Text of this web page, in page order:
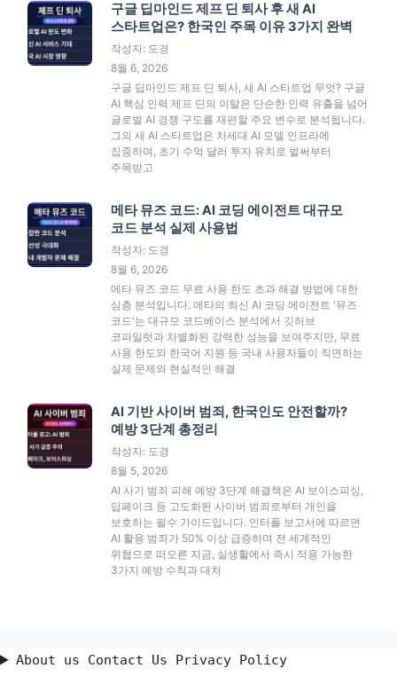
구글 딥마인드 제프 딘 퇴사 후 새 AI
스타트업은? 한국인 주목 이유 3가지 완벽
작성자: 도경
8월 6, 2026
구글 딥마인드 제프 딘 퇴사, 새 AI 스타트업 무엇? 구글
AI 핵심 인력 제프 딘의 이탈은 단순한 인력 유출을 넘어
글로벌 AI 경쟁 구도를 재편할 주요 변수로 분석됩니다.
그의 새 AI 스타트업은 차세대 AI 모델 인프라에
집중하며, 초기 수억 달러 투자 유치로 벌써부터
주목받고
메타 뮤즈 코드: AI 코딩 에이전트 대규모
코드 분석 실제 사용법
작성자: 도경
8월 6, 2026
메타 뮤즈 코드 무료 사용 한도 초과 해결 방법에 대한
심층 분석입니다. 메타의 최신 AI 코딩 에이전트 '뮤즈
코드'는 대규모 코드베이스 분석에서 깃허브
코파일럿과 차별화된 강력한 성능을 보여주지만, 무료
사용 한도와 한국어 지원 등 국내 사용자들이 직면하는
실제 문제와 현실적인 해결
AI 기반 사이버 범죄, 한국인도 안전할까?
예방 3단계 총정리
작성자: 도경
8월 5, 2026
AI 사기 범죄 피해 예방 3단계 해결책은 AI 보이스피싱,
딥페이크 등 고도화된 사이버 범죄로부터 개인을
보호하는 필수 가이드입니다. 인터폴 보고서에 따르면
AI 활용 범죄가 50% 이상 급증하며 전 세계적인
위협으로 떠오른 지금, 실생활에서 즉시 적용 가능한
3가지 예방 수칙과 대처
About us Contact Us Privacy Policy